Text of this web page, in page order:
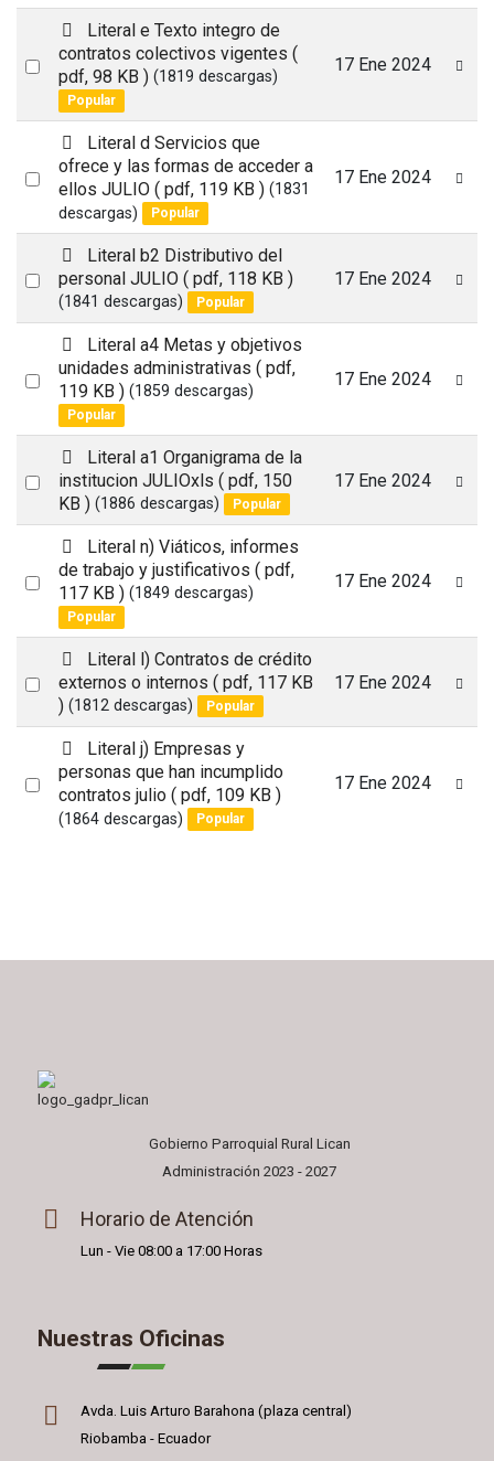
Select
item
p
d
f
Literal e Texto integro de
contratos colectivos vigentes (
pdf, 98 KB ) (1819 descargas)
Popular
17 Ene 2024
Select
item
p
d
f
Literal d Servicios que
ofrece y las formas de acceder a
ellos JULIO ( pdf, 119 KB ) (1831
descargas)
Popular
17 Ene 2024
Select
p
d
f
Literal b2 Distributivo del
personal JULIO ( pdf, 118 KB )
(1841 descargas) Popular
17 Ene 2024
Select
item
p
d
f
Literal a4 Metas y objetivos
unidades administrativas ( pdf,
119 KB ) (1859 descargas)
Popular
17 Ene 2024
Select
p
d
f
Literal a1 Organigrama de la
institucion JULIOxls ( pdf, 150
KB ) (1886 descargas) Popular
17 Ene 2024
Select
item
p
d
f
Literal n) Viáticos, informes
de trabajo y justificativos ( pdf,
117 KB ) (1849 descargas)
Popular
17 Ene 2024
Select
p
d
f
Literal l) Contratos de crédito
externos o internos ( pdf, 117 KB
) (1812 descargas) Popular
17 Ene 2024
Select
p
d
f
Literal j) Empresas y
personas que han incumplido
contratos julio ( pdf, 109 KB )
(1864 descargas) Popular
17 Ene 2024
Gobierno Parroquial Rural Lican
Administración 2023 - 2027
Horario de Atención
Lun - Vie 08:00 a 17:00 Horas
Nuestras Oficinas
Avda. Luis Arturo Barahona (plaza central)
Riobamba - Ecuador